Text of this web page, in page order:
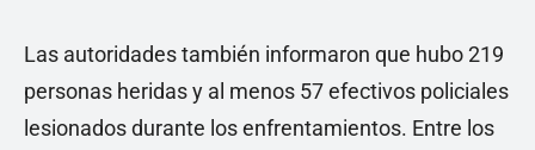
Las autoridades también informaron que hubo 219
personas heridas y al menos 57 efectivos policiales
lesionados durante los enfrentamientos. Entre los